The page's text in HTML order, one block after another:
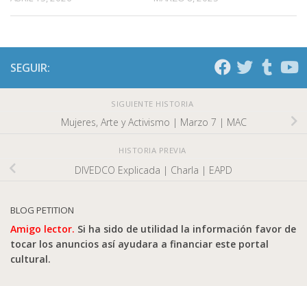
SEGUIR:
SIGUIENTE HISTORIA
Mujeres, Arte y Activismo | Marzo 7 | MAC
HISTORIA PREVIA
DIVEDCO Explicada | Charla | EAPD
BLOG PETITION
Amigo lector. Si ha sido de utilidad la información favor de
tocar los anuncios así ayudara a financiar este portal
cultural.